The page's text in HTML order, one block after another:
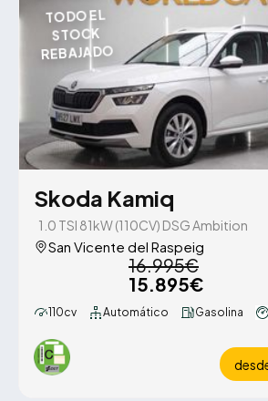
TODO EL
STOCK
REBAJADO
Skoda Kamiq
1.0 TSI 81kW (110CV) DSG Ambition
San Vicente del Raspeig
16.995€
15.895€
110cv Automático Gasolina